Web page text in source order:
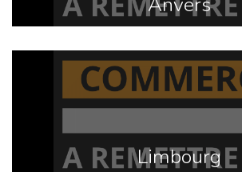
Limbourg